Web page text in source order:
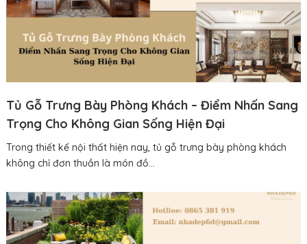
Tủ Gỗ Trưng Bày Phòng Khách – Điểm Nhấn Sang
Trọng Cho Không Gian Sống Hiện Đại
Trong thiết kế nội thất hiện nay, tủ gỗ trưng bày phòng khách
không chỉ đơn thuần là món đồ...